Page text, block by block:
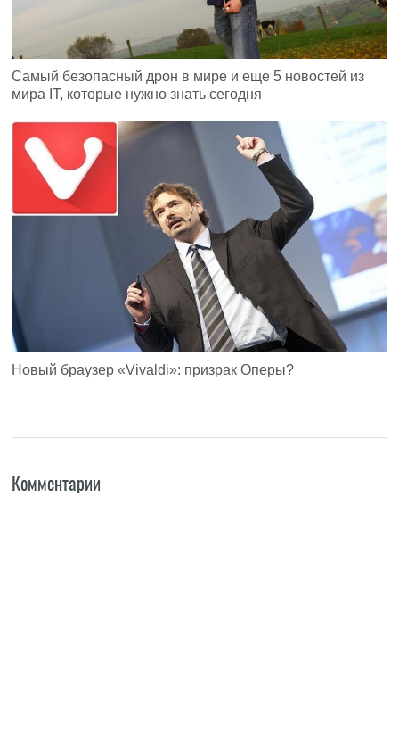
Самый безопасный дрон в мире и еще 5 новостей из
мира IT, которые нужно знать сегодня
Новый браузер «Vivaldi»: призрак Оперы?
Комментарии